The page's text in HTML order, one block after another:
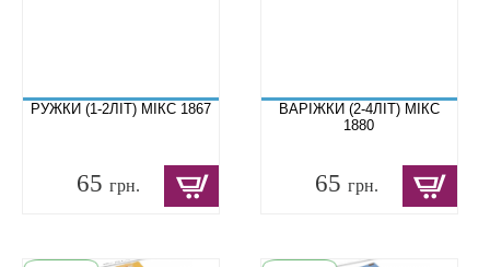
РУЖКИ (1-2ЛІТ) МІКС 1867
65грн.
ВАРІЖКИ (2-4ЛІТ) МІКС
1880
65 грн.